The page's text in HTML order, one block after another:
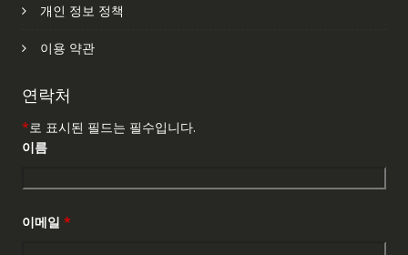
개인 정보 정책
이용 약관
연락처
*로 표시된 필드는 필수입니다.
이름
이메일 *